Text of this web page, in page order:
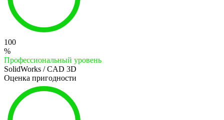
100
%
Профессиональный уровень
SolidWorks / CAD 3D
Оценка пригодности